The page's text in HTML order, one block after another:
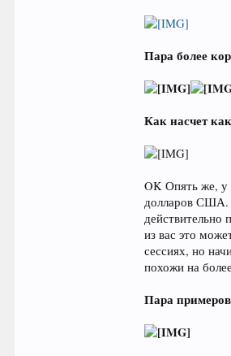
Пара более
Как насчет
OK Опять же, у
долларов США.
из вас это
сессиях, но
похожи на
Пара